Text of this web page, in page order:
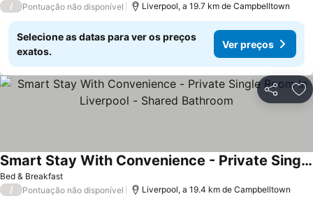
/ Pontuação não disponível Liverpool, a 19.7 km de Campbelltown
Selecione as datas para ver os preços
exatos.
Ver preços
Partilhar
Bed & Breakfast
Smart Stay With Convenience - Private Single Room In Liverpool - Shared Bathroom
/ Pontuação não disponível Liverpool, a 19.4 km de Campbelltown